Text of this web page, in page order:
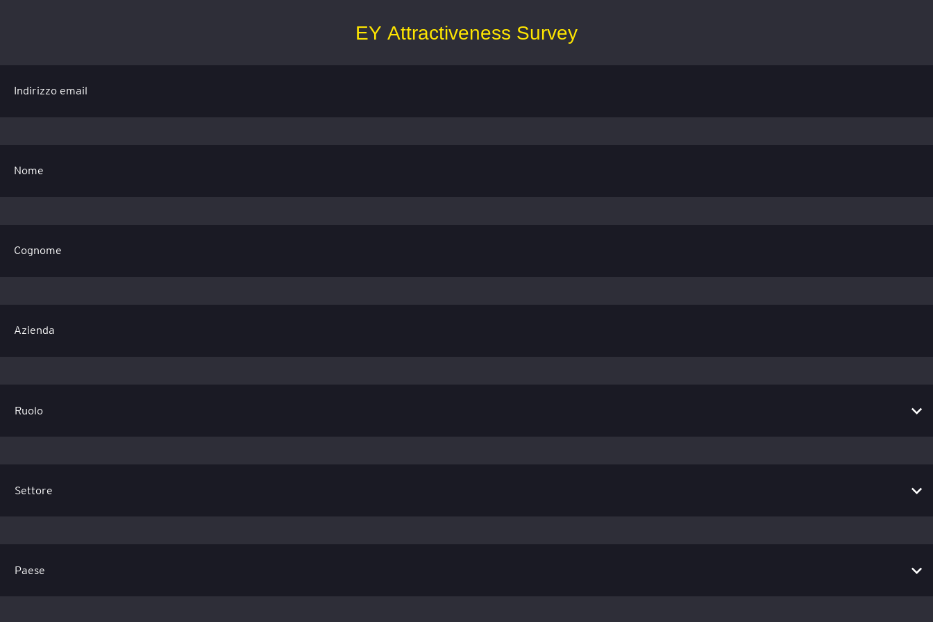
EY Attractiveness Survey
Indirizzo email
Nome
Cognome
Azienda